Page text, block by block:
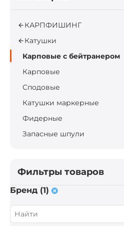
КАРПФИШИНГ
Катушки
Карповые с бейтранером
Карповые
Сподовые
Катушки маркерные
Фидерные
Запасные шпули
Фильтры товаров
Бренд (1)